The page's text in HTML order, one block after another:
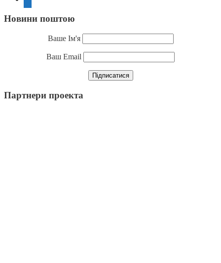
Новини поштою
Ваше Ім'я
Ваш Email
Партнери проекта